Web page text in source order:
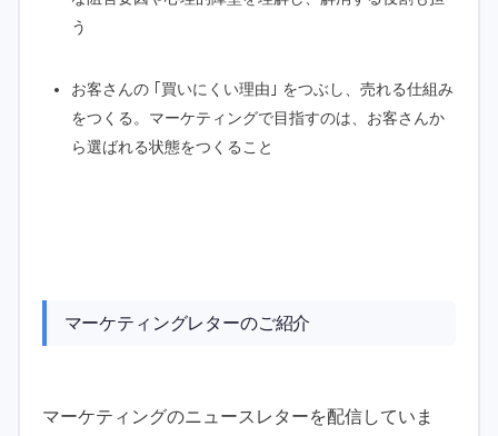
う
お客さんの ｢買いにくい理由｣ をつぶし、売れる仕組み
をつくる。マーケティングで目指すのは、お客さんか
ら選ばれる状態をつくること
マーケティングレターのご紹介
マーケティングのニュースレターを配信していま